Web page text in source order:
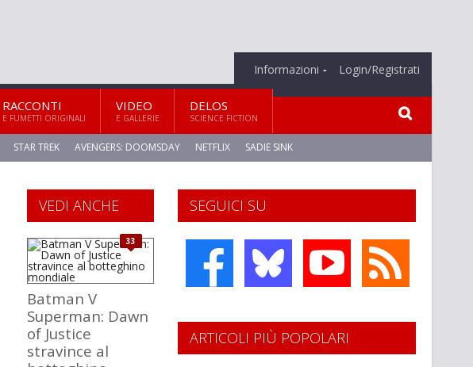
Informazioni Login/Registrati
RACCONTI
E FUMETTI ORIGINALI
VIDEO
E GALLERIE
DELOS
SCIENCE FICTION
STAR TREK AVENGERS: DOOMSDAY NETFLIX SADIE SINK
SEGUICI SU
VEDI ANCHE
33
Batman V
Superman: Dawn
of Justice
stravince al
ARTICOLI PIÙ POPOLARI